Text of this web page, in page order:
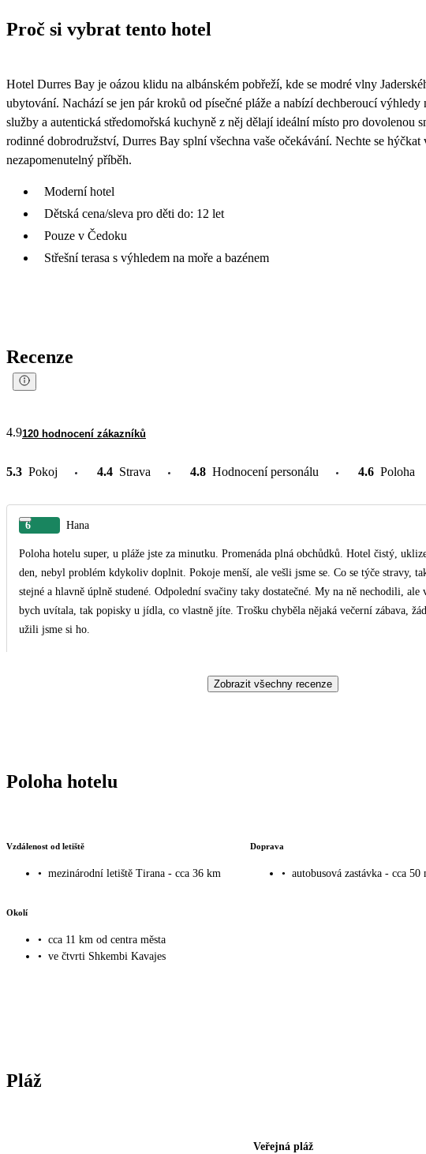
Proč si vybrat tento hotel
Hotel Durres Bay je oázou klidu na albánském pobřeží, kde se modré vlny
ubytování. Nachází se jen pár kroků od písečné pláže a nabízí dechberoucí
služby a autentická středomořská kuchyně z něj dělají ideální místo pro dovolenou
rodinné dobrodružství, Durres Bay splní všechna vaše očekávání. Nechte se
nezapomenutelný příběh.
Moderní hotel
Dětská cena/sleva pro děti do: 12 let
Pouze v Čedoku
Střešní terasa s výhledem na moře a bazénem
Recenze
4.9120 hodnocení zákazníků
5.3 Pokoj 4.4 Strava 4.8 Hodnocení personálu 4.6 Poloha
6 Hana
Poloha hotelu super, u pláže jste za minutku. Promenáda plná obchůdků. Hotel čistý,
den, nebyl problém kdykoliv doplnit. Pokoje menší, ale vešli jsme se. Co se týče stravy,
stejné a hlavně úplně studené. Odpolední svačiny taky dostatečné. My na ně nechodili,
bych uvítala, tak popisky u jídla, co vlastně jíte. Trošku chyběla nějaká večerní zábava,
užili jsme si ho.
Zobrazit všechny recenze
Poloha hotelu
Vzdálenost od letiště
• mezinárodní letiště Tirana - cca 36 km
Doprava
• autobusová zastávka - cca 50
Okolí
• cca 11 km od centra města
• ve čtvrti Shkembi Kavajes
Pláž
Veřejná pláž